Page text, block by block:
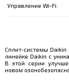
Управление Wi-Fi:
Сплит-системы
линейке Daikin с
В этой серии
новом